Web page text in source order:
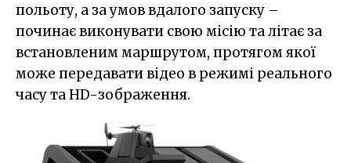
польоту, а за умов вдалого запуску –
починає виконувати свою місію та літає за
встановленим маршрутом, протягом якої
може передавати відео в режимі реального
часу та HD-зображення.